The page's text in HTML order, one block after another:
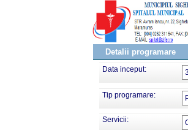
Detalii programare
Data inceput:
Tip programare:
Servicii: